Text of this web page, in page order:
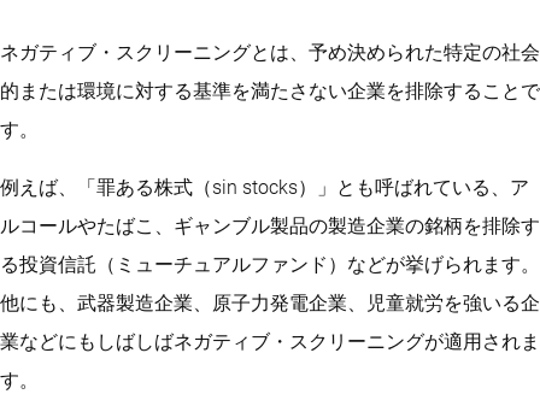
ネガティブ・スクリーニングとは、予め決められた特定の社会
的または環境に対する基準を満たさない企業を排除することで
す。
例えば、「罪ある株式（sin stocks）」とも呼ばれている、ア
ルコールやたばこ、ギャンブル製品の製造企業の銘柄を排除す
る投資信託（ミューチュアルファンド）などが挙げられます。
他にも、武器製造企業、原子力発電企業、児童就労を強いる企
業などにもしばしばネガティブ・スクリーニングが適用されま
す。